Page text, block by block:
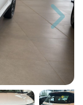
Next